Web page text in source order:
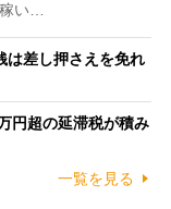
稼い…
は差し押さえを免れ
円超の延滞税が積み
一覧を見る